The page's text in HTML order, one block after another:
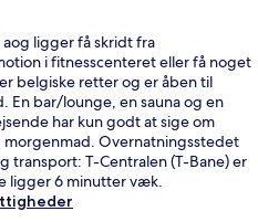
ligger få skridt fra
i fitnesscenteret eller få noget
belgiske retter og er åben til
En bar/lounge, en sauna og en
har kun godt at sige om
Overnatningsstedet
transport: T-Centralen (T-Bane) er
ligger 6 minutter væk.